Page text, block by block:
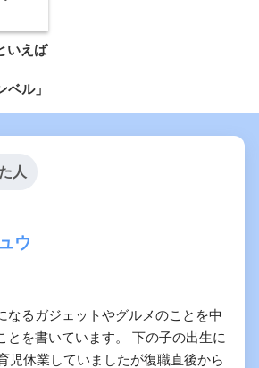
いえば
ル」
人
ウ
なるガジェットやグルメのことを中
とを書いています。 下の子の出生に
児休業していましたが復職直後から